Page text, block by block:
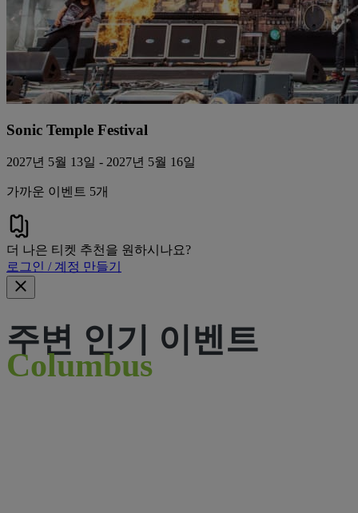
Sonic Temple Festival
2027년 5월 13일 - 2027년 5월 16일
가까운 이벤트 5개
더 나은 티켓 추천을 원하시나요?
로그인 / 계정 만들기
주변 인기 이벤트
Columbus